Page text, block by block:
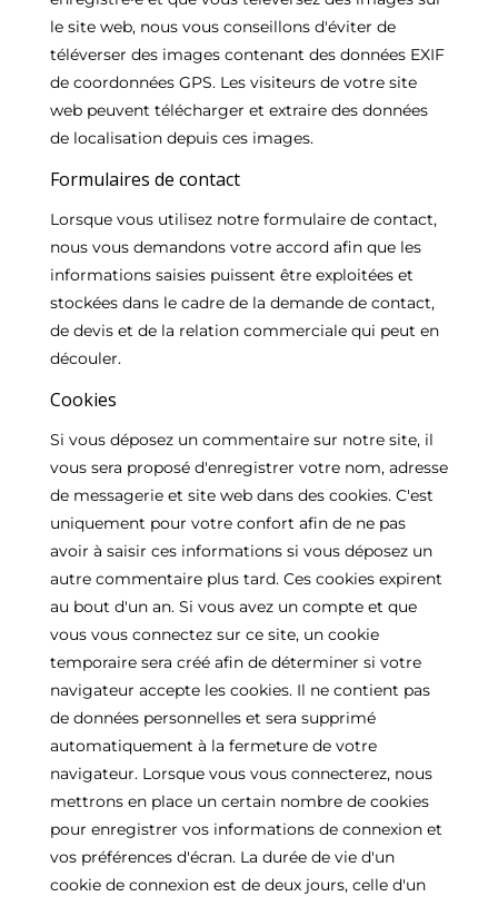
le site web, nous vous conseillons d'éviter de
téléverser des images contenant des données EXIF
de coordonnées GPS. Les visiteurs de votre site
web peuvent télécharger et extraire des données
de localisation depuis ces images.
Formulaires de contact
Lorsque vous utilisez notre formulaire de contact,
nous vous demandons votre accord afin que les
informations saisies puissent être exploitées et
stockées dans le cadre de la demande de contact,
de devis et de la relation commerciale qui peut en
découler.
Cookies
Si vous déposez un commentaire sur notre site, il
vous sera proposé d'enregistrer votre nom, adresse
de messagerie et site web dans des cookies. C'est
uniquement pour votre confort afin de ne pas
avoir à saisir ces informations si vous déposez un
autre commentaire plus tard. Ces cookies expirent
au bout d'un an. Si vous avez un compte et que
vous vous connectez sur ce site, un cookie
temporaire sera créé afin de déterminer si votre
navigateur accepte les cookies. Il ne contient pas
de données personnelles et sera supprimé
automatiquement à la fermeture de votre
navigateur. Lorsque vous vous connecterez, nous
mettrons en place un certain nombre de cookies
pour enregistrer vos informations de connexion et
vos préférences d'écran. La durée de vie d'un
cookie de connexion est de deux jours, celle d'un